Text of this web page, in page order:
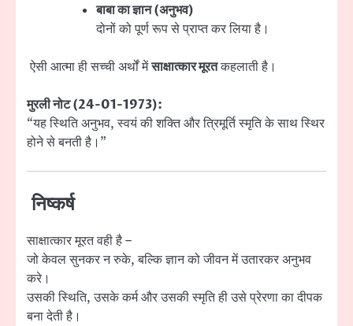
बाबा का ज्ञान (अनुभव)
दोनों को पूर्ण रूप से प्राप्त कर लिया है।
ऐसी आत्मा ही सच्ची अर्थों मेंसाक्षात्कार मूरतकहलाती है।
मुरली नोट (24-01-1973):
“यह स्थिति अनुभव, स्वयं की शक्ति और त्रिमूर्ति स्मृति के साथ स्थिर
होने से बनती है।”
निष्कर्ष
साक्षात्कार मूरत वही है –
जो केवल सुनकर न रुके, बल्कि ज्ञान को जीवन में उतारकर अनुभव
करे।
उसकी स्थिति, उसके कर्म और उसकी स्मृति ही उसे प्रेरणा का दीपक
बना देती है।